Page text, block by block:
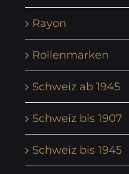
Rayon
Rollenmarken
Schweiz ab 1945
Schweiz bis 1907
Schweiz bis 1945